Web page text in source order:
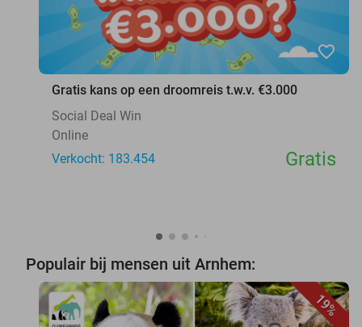
favorite_border
Gratis kans op een droomreis t.w.v. €3.000
Social Deal Win
Online
Verkocht: 183.454
Gratis
Populair bij mensen uit Arnhem:
19%